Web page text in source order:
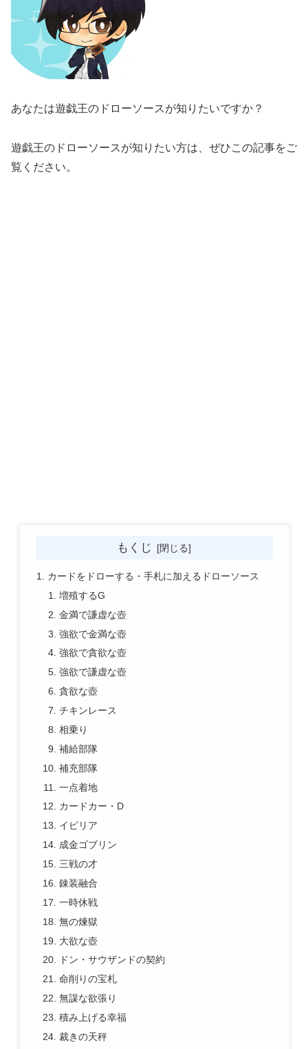
あなたは遊戯王のドローソースが知りたいですか？
遊戯王のドローソースが知りたい方は、ぜひこの記事をご
覧ください。
もくじ
カードをドローする・手札に加えるドローソース
増殖するG
金満で謙虚な壺
強欲で金満な壺
強欲で貪欲な壺
強欲で謙虚な壺
貪欲な壺
チキンレース
相乗り
補給部隊
補充部隊
一点着地
カードカー・D
イピリア
成金ゴブリン
三戦の才
錬装融合
一時休戦
無の煉獄
大欲な壺
ドン・サウザンドの契約
命削りの宝札
無謀な欲張り
積み上げる幸福
裁きの天秤